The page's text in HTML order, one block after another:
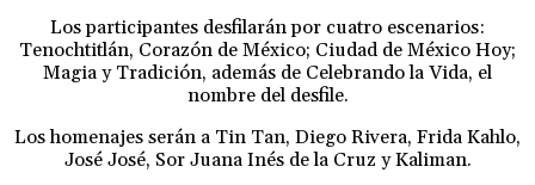
Los participantes desfilarán por cuatro escenarios:
Tenochtitlán, Corazón de México; Ciudad de México Hoy;
Magia y Tradición, además de Celebrando la Vida, el
nombre del desfile.
Los homenajes serán a Tin Tan, Diego Rivera, Frida Kahlo,
José José, Sor Juana Inés de la Cruz y Kaliman.